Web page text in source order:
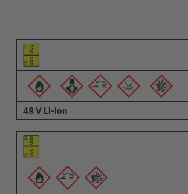
Elemento piktograma
Įspėjimų piktogramos
Aprašymas
48 V Li-ion